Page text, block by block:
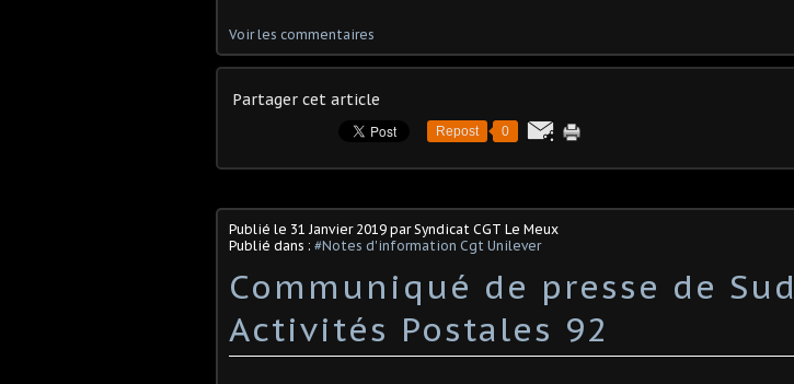
Voir les commentaires
Partager cet article
Repost 0
Publié le 31 Janvier 2019 par Syndicat CGT Le Meux
Publié dans : #Notes d'information Cgt Unilever
Communiqué de presse de Sud
Activités Postales 92